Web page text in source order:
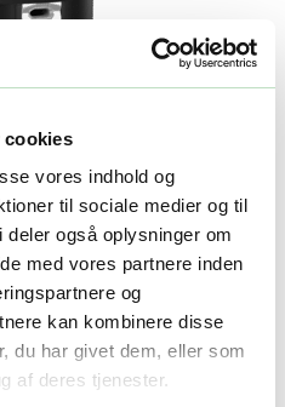
cookies
vores indhold og
til sociale medier og til
også oplysninger om
med vores partnere inden
og
kan kombinere disse
du har givet dem, eller som
af deres tjenester.